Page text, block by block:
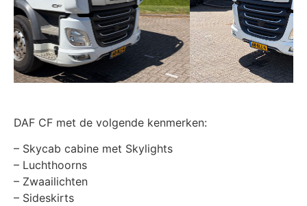
DAF CF met de volgende kenmerken:
– Skycab cabine met Skylights
– Luchthoorns
– Zwaailichten
– Sideskirts